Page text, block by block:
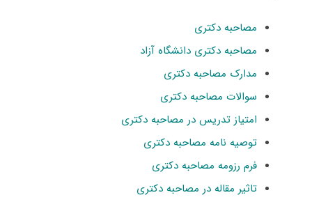
مصاحبه دکتری
مصاحبه دکتری دانشگاه آزاد
مدارک مصاحبه دکتری
سوالات مصاحبه دکتری
امتیاز تدریس در مصاحبه دکتری
توصیه نامه مصاحبه دکتری
فرم رزومه مصاحبه دکتری
تاثیر مقاله در مصاحبه دکتری